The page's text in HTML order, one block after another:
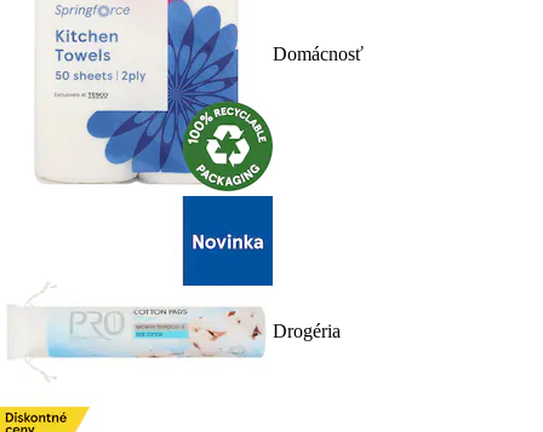
Domácnosť
Drogéria